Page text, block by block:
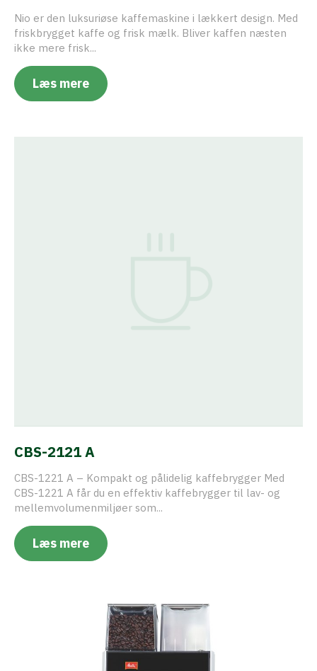
Nio er den luksuriøse kaffemaskine i lækkert design. Med
friskbrygget kaffe og frisk mælk. Bliver kaffen næsten
ikke mere frisk...
Læs mere
CBS-2121 A
CBS-1221 A – Kompakt og pålidelig kaffebrygger Med
CBS-1221 A får du en effektiv kaffebrygger til lav- og
mellemvolumenmiljøer som...
Læs mere